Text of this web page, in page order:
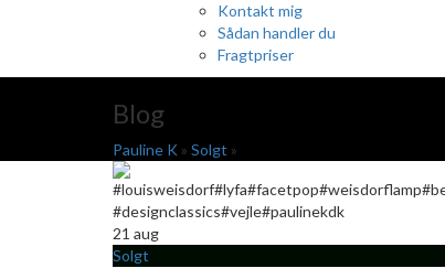
Kontakt mig
Sådan handler du
Fragtpriser
Blog
Pauline K » Solgt »
21 aug
Solgt